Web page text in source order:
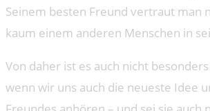
Seinem besten Freund vertraut man
kaum einem anderen Menschen in
Von daher ist es auch nicht
wenn wir uns auch die neueste Idee